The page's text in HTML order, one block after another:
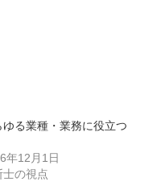
ゆる業種・業務に役立つ
年12月1日
士の視点